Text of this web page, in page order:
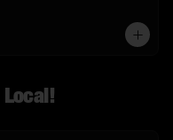
Local!